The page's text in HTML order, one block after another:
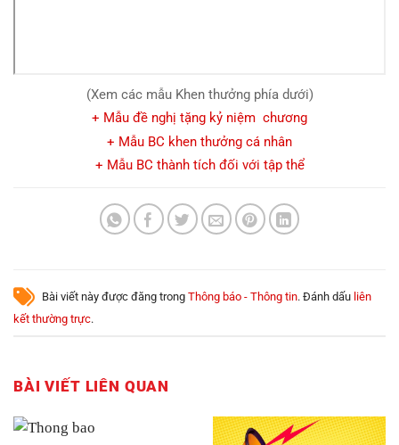
(Xem các mẫu Khen thưởng phía dưới)
+ Mẫu đề nghị tặng kỷ niệm chương
+ Mẫu BC khen thưởng cá nhân
+ Mẫu BC thành tích đối với tập thể
Bài viết này được đăng trong Thông báo - Thông tin. Đánh dấu liên
kết thường trực.
BÀI VIẾT LIÊN QUAN